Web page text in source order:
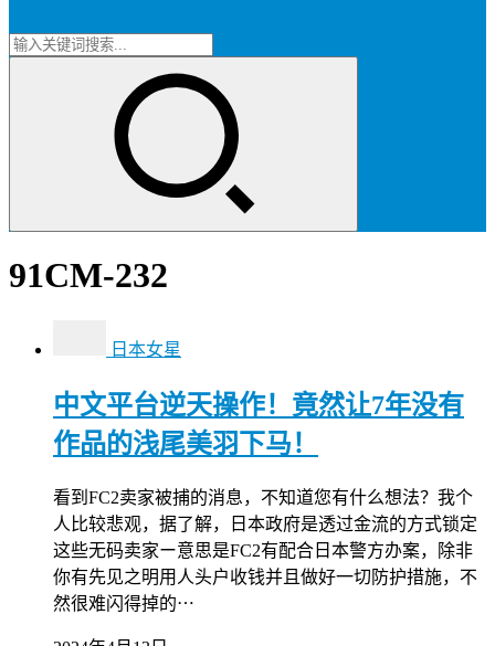
91CM-232
日本女星
中文平台逆天操作！竟然让7年没有
作品的浅尾美羽下马！
看到FC2卖家被捕的消息，不知道您有什么想法？我个
人比较悲观，据了解，日本政府是透过金流的方式锁定
这些无码卖家ー意思是FC2有配合日本警方办案，除非
你有先见之明用人头户收钱并且做好一切防护措施，不
然很难闪得掉的⋯